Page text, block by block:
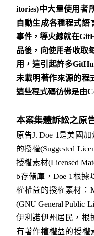
itories)中大量使用者
自動生成各種程式語
事件，導火線就在
品後，向使用者收取
用，這引起許多
未載明著作來源的程
這些程式碼彷彿是由
本案集體訴訟之原
原告J. Doe 1是美國
的授權(Suggested
授權素材(Licensed
b存儲庫，Doe 1根據
權權益的授權素材：
(GNU General Public
伊利諾伊州居民，根
有著作權權益的授權